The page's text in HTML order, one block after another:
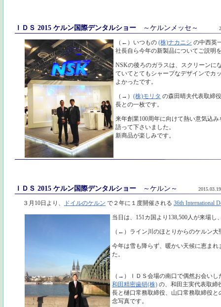
ＩＤＳ 2015 ケルン国際デンタルショー ～ケルンメッセ～
（←）いつもの (株)ナカニシ の中西英
社長自ら今年の新製品についてご説明
NSKの後ろのガラスは、スクリーンに
ていてとてもシャープなデザインでカ
よかったです。
（→） (株)モリタ の森田晴夫代表取締
長との一枚です。
来年創業100周年に向けて熱い意気込み
語って下さいました。
新商品が楽しみです。
ＩＤＳ 2015 ケルン国際デンタルショー ～ケルン～ 2015.03.19
３月10日より、 ドイルのケルン で２年に１度開催される 36th International
当日は、151カ国より138,500人が来場し
（←）ライン川のほとりからのケルン大
今年は雪も降らず、暖かい天候に恵まれ
た。
（→）ＩＤＳ会場の南口で偶然お会いし
和田精密歯研(株) の、和田主実代表取締
長と樋口常務取締役、山口常務取締役と
念写真です。